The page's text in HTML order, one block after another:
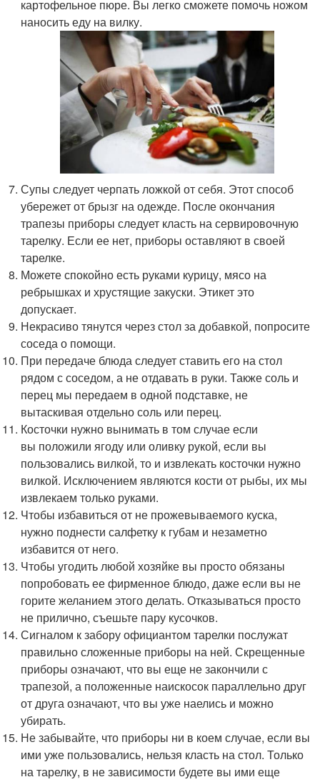
картофельное пюре. Вы легко сможете помочь ножом
наносить еду на вилку.
Супы следует черпать ложкой от себя. Этот способ
убережет от брызг на одежде. После окончания
трапезы приборы следует класть на сервировочную
тарелку. Если ее нет, приборы оставляют в своей
тарелке.
Можете спокойно есть руками курицу, мясо на
ребрышках и хрустящие закуски. Этикет это
допускает.
Некрасиво тянутся через стол за добавкой, попросите
соседа о помощи.
При передаче блюда следует ставить его на стол
рядом с соседом, а не отдавать в руки. Также соль и
перец мы передаем в одной подставке, не
вытаскивая отдельно соль или перец.
Косточки нужно вынимать в том случае если
вы положили ягоду или оливку рукой, если вы
пользовались вилкой, то и извлекать косточки нужно
вилкой. Исключением являются кости от рыбы, их мы
извлекаем только руками.
Чтобы избавиться от не прожевываемого куска,
нужно поднести салфетку к губам и незаметно
избавится от него.
Чтобы угодить любой хозяйке вы просто обязаны
попробовать ее фирменное блюдо, даже если вы не
горите желанием этого делать. Отказываться просто
не прилично, съешьте пару кусочков.
Сигналом к забору официантом тарелки послужат
правильно сложенные приборы на ней. Скрещенные
приборы означают, что вы еще не закончили с
трапезой, а положенные наискосок параллельно друг
от друга означают, что вы уже наелись и можно
убирать.
Не забывайте, что приборы ни в коем случае, если вы
ими уже пользовались, нельзя класть на стол. Только
на тарелку, в не зависимости будете вы ими еще